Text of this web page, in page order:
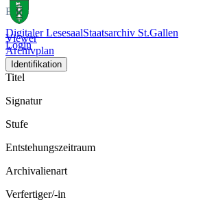
Digitaler LesesaalStaatsarchiv St.Gallen
Login
Bild
Viewer
Archivplan
Identifikation
Titel
Signatur
Stufe
Entstehungszeitraum
Archivalienart
Verfertiger/-in